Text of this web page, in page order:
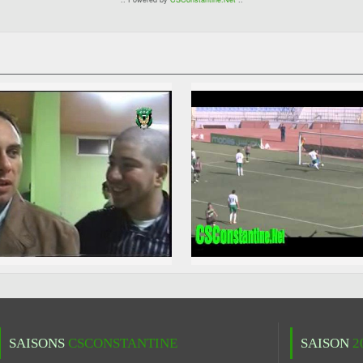
SAISONS CSCONSTANTINE SAISON